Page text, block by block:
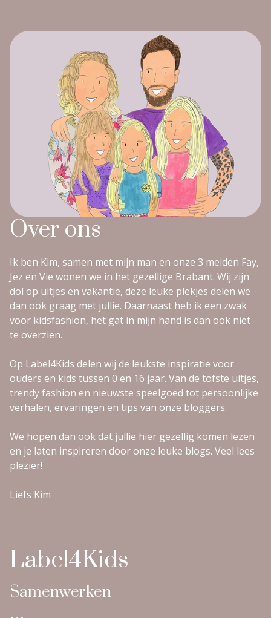
Over ons
Ik ben Kim, samen met mijn man en onze 3 meiden Fay,
Jez en Vie wonen we in het gezellige Brabant. Wij zijn
dol op uitjes en vakantie, deze leuke plekjes delen we
dan ook graag met jullie. Daarnaast heb ik een zwak
voor kidsfashion, het gat in mijn hand is dan ook niet
te overzien.
Op Label4Kids delen wij de leukste inspiratie voor
ouders en kids tussen 0 en 16 jaar. Van de tofste uitjes,
trendy fashion en nieuwste speelgoed tot persoonlijke
verhalen, ervaringen en tips van onze bloggers.
We hopen dan ook dat jullie hier gezellig komen lezen
en je laten inspireren door onze leuke blogs. Veel lees
plezier!
Liefs Kim
Label4Kids
Samenwerken